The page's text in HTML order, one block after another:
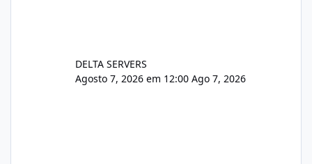
DELTA SERVERS
Agosto 7, 2026 em 12:00 Ago 7, 2026